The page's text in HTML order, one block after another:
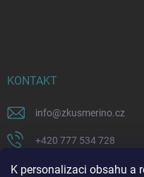
K personalizaci obsahu a
KONTAKT
info@zkusmerino.cz
+420 777 534 728
https://